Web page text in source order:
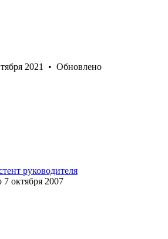
2021 • Обновлено
руководителя
7 октября 2007